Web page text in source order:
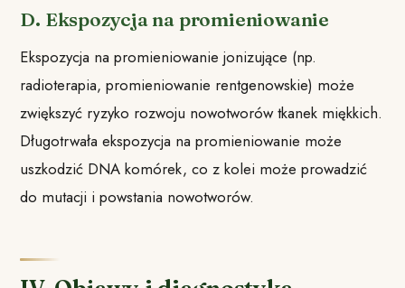
D. Ekspozycja na promieniowanie
Ekspozycja na promieniowanie jonizujące (np.
radioterapia, promieniowanie rentgenowskie) może
zwiększyć ryzyko rozwoju nowotworów tkanek miękkich.
Długotrwała ekspozycja na promieniowanie może
uszkodzić DNA komórek, co z kolei może prowadzić
do mutacji i powstania nowotworów.